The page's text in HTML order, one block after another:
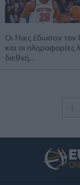
Οι Νικς έδωσαν τον
και οι πληροφορίες
διεθνή...
1